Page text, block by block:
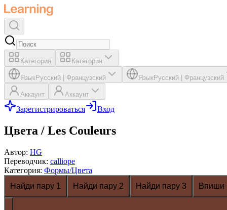
Категория Категория
ЯзыкРусский Французский ЯзыкРусский Французский
Аккаунт Аккаунт
Зарегистрироваться Вход
Цвета / Les Couleurs
Автор: HG
Переводчик: calliope
Категория: Формы/Цвета
Найди пару 1
Найди пару 2 Найди пару 3 Впиши